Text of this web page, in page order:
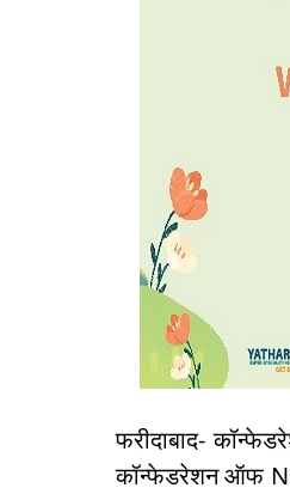
फरीदाबाद-
कॉन्फेडरेशन ऑफ